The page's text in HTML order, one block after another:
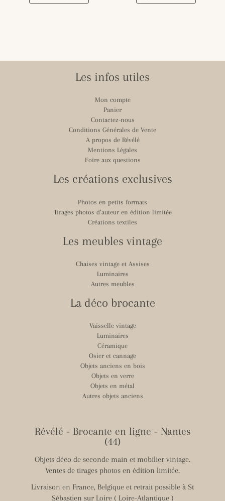
Les infos utiles
Mon compte
Panier
Contactez-nous
Conditions Générales de Vente
A propos de Révélé
Mentions Légales
Foire aux questions
Les créations exclusives
Photos en petits formats
Tirages photos d’auteur en édition limitée
Créations textiles
Les meubles vintage
Chaises vintage et Assises
Luminaires
Autres meubles
La déco brocante
Vaisselle vintage
Luminaires
Céramique
Osier et cannage
Objets anciens en bois
Objets en verre
Objets en métal
Autres objets anciens
Révélé - Brocante en ligne - Nantes
(44)
Objets déco de seconde main et mobilier vintage.
Ventes de tirages photos en édition limitée.
Livraison en France, Belgique et retrait possible à St
Sébastien sur Loire ( Loire-Atlantique )